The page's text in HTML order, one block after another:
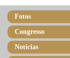
Fotos
Congresso
Notícias